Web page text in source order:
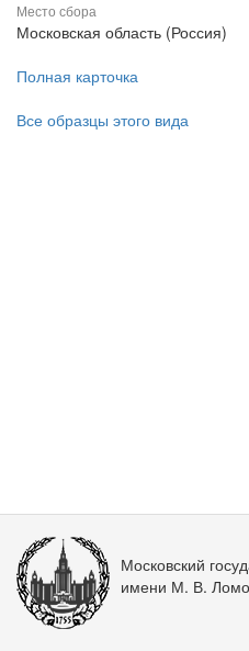
Место сбора
Московская область (Россия)
Полная карточка
Все образцы этого вида
Московский
имени М. В.